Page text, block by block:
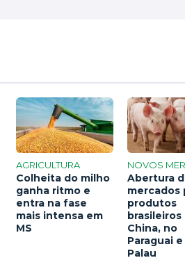
AGRICULTURA
Colheita do milho
ganha ritmo e
entra na fase
mais intensa em
MS
NOVOS
Abertura
mercados
produtos
brasileiros
China, no
Paraguai
Palau